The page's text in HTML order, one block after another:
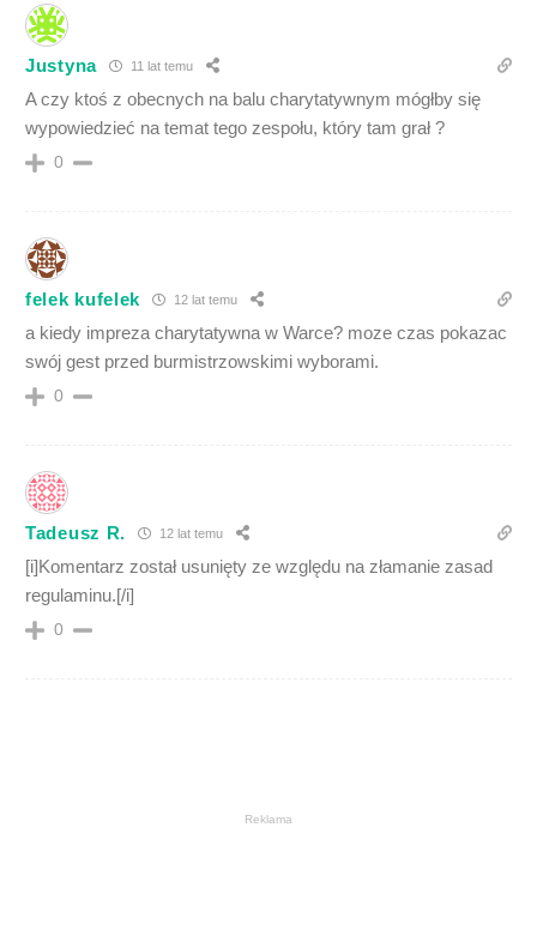
Justyna 11 lat temu
A czy ktoś z obecnych na balu charytatywnym mógłby się
wypowiedzieć na temat tego zespołu, który tam grał ?
0
felek kufelek 12 lat temu
a kiedy impreza charytatywna w Warce? moze czas pokazac
swój gest przed burmistrzowskimi wyborami.
0
Tadeusz R. 12 lat temu
[i]Komentarz został usunięty ze względu na złamanie zasad
regulaminu.[/i]
0
Reklama